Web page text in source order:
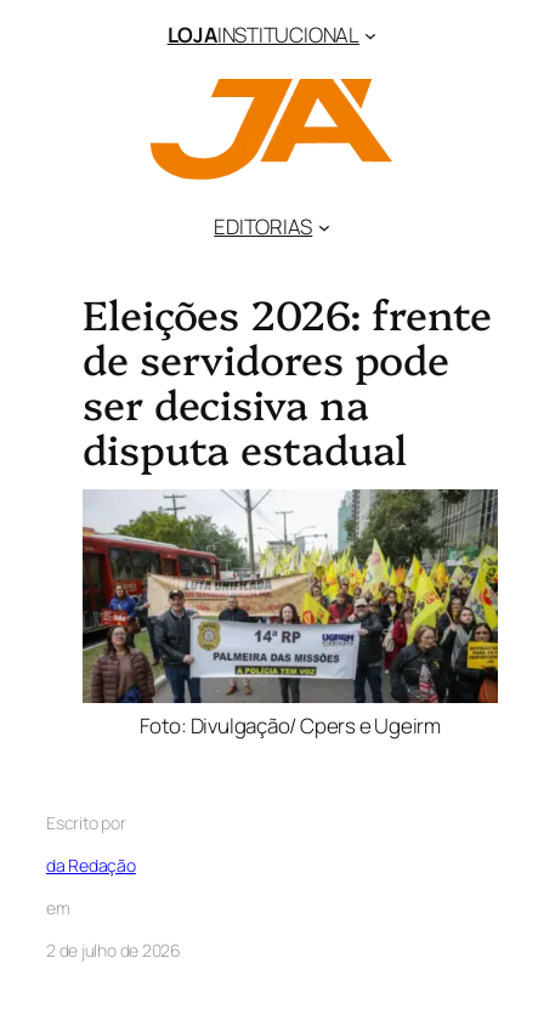
LOJAINSTITUCIONAL
EDITORIAS
Eleições 2026: frente
de servidores pode
ser decisiva na
disputa estadual
Foto: Divulgação/ Cpers e Ugeirm
Escrito por
da Redação
em
2 de julho de 2026